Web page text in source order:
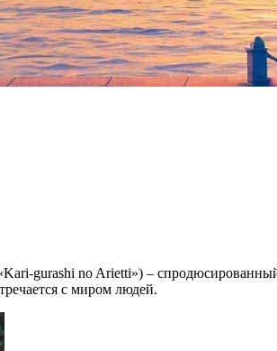
gurashi no Arietti») –
с миром людей.